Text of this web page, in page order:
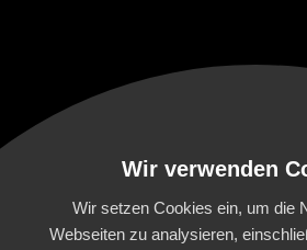
Wir verwenden
Wir setzen Cookies ein, um die
Webseiten zu analysieren,